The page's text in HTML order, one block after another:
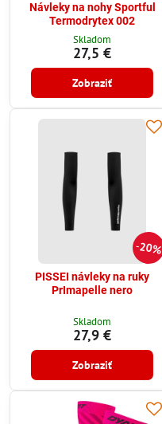
Návleky na nohy Sportful
Termodrytex 002
Skladom
27,5 €
Zobraziť
20%
PISSEI návleky na ruky
PrImapelle nero
Skladom
27,9 €
Zobraziť